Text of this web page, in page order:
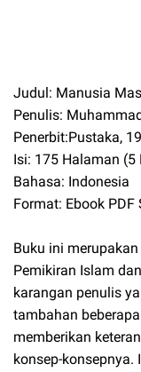
Judul: Manusia
Penulis:
Penerbit:Pustaka,
Isi: 175 Halaman (5
Bahasa: Indonesia
Format: Ebook
Buku ini
Pemikiran Islam
karangan penulis
tambahan
memberikan
konsep-